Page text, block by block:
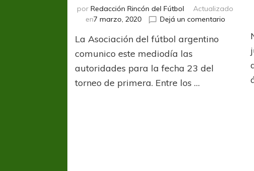
porRedacción Rincón del Fútbol
Actualizado
en7 marzo, 2020 Dejá un comentarioen
La Asociación del fútbol argentino
comunico este mediodía las
autoridades para la fecha 23 del
torneo de primera. Entre los …